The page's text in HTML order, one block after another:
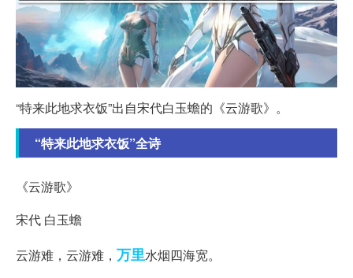
“特来此地求衣饭”出自宋代白玉蟾的《云游歌》。
“特来此地求衣饭”全诗
《云游歌》
宋代 白玉蟾
云游难，云游难， 万里水烟四海宽。